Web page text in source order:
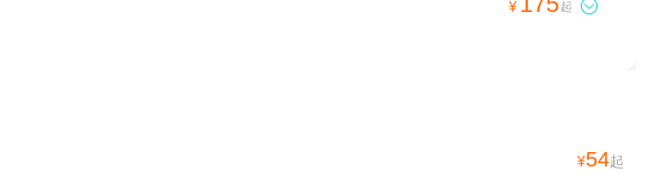
¥ 起 
¥54起